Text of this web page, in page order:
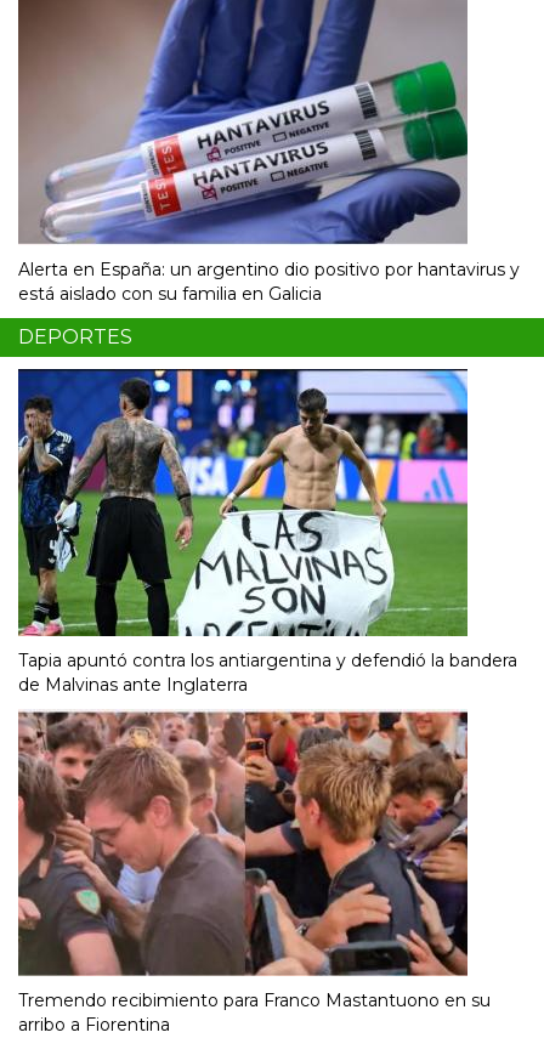
Alerta en España: un argentino dio positivo por hantavirus y
está aislado con su familia en Galicia
DEPORTES
Tapia apuntó contra los antiargentina y defendió la bandera
de Malvinas ante Inglaterra
Tremendo recibimiento para Franco Mastantuono en su
arribo a Fiorentina